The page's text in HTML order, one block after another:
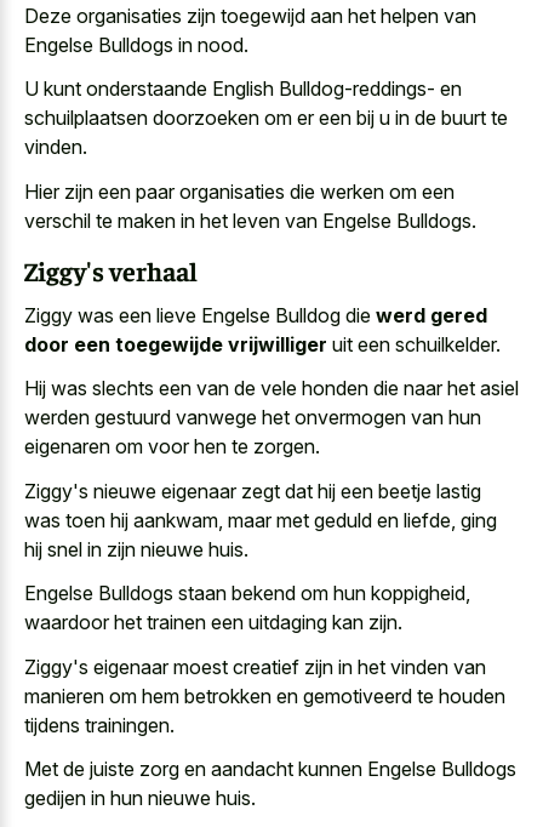
Deze organisaties zijn toegewijd aan het helpen van
Engelse Bulldogs in nood.
U kunt onderstaande English Bulldog-reddings- en
schuilplaatsen doorzoeken om er een bij u in de buurt te
vinden.
Hier zijn een paar organisaties die werken om een
verschil te maken in het leven van Engelse Bulldogs.
Ziggy's verhaal
Ziggy was een lieve Engelse Bulldog die werd gered
door een toegewijde vrijwilliger uit een schuilkelder.
Hij was slechts een van de vele honden die naar het asiel
werden gestuurd vanwege het onvermogen van hun
eigenaren om voor hen te zorgen.
Ziggy's nieuwe eigenaar zegt dat hij een beetje lastig
was toen hij aankwam, maar met geduld en liefde, ging
hij snel in zijn nieuwe huis.
Engelse Bulldogs staan bekend om hun koppigheid,
waardoor het trainen een uitdaging kan zijn.
Ziggy's eigenaar moest creatief zijn in het vinden van
manieren om hem betrokken en gemotiveerd te houden
tijdens trainingen.
Met de juiste zorg en aandacht kunnen Engelse Bulldogs
gedijen in hun nieuwe huis.